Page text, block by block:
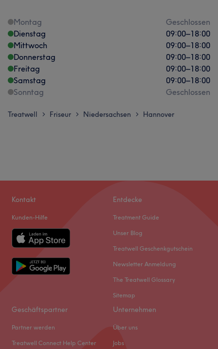
Montag
Geschlossen
Dienstag
09:00–18:00
Mittwoch
09:00–18:00
Donnerstag
09:00–18:00
Freitag
09:00–18:00
Samstag
09:00–18:00
Sonntag
Geschlossen
Treatwell > Friseur > Niedersachsen > Hannover
Kontakt
Kunden-Hilfe
Entdecke
Treatment Guide
Unser Blog
Treatwell Geschenkgutschein
Newsletter Anmeldung
The Treatwell Glossary
Sitemap
Geschäftspartner
Partner werden
Treatwell Connect Help Center
Unternehmen
Über uns
Jobs